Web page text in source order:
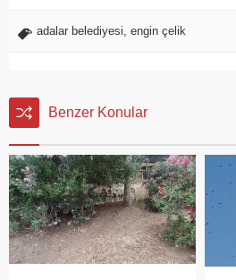
adalar belediyesi engin çelik
Benzer Konular